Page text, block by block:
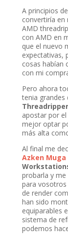
A principios
convertiría
AMD
con AMD en
que el nuevo
expectativas,
cosas habían
con mi
Pero ahora
tenia grandes
Threadripper
apostar por el
mejor optar
más alta
Al final me
Azken Muga
probarla y me
para
de render
han sido
equiparables
sistema de
podemos